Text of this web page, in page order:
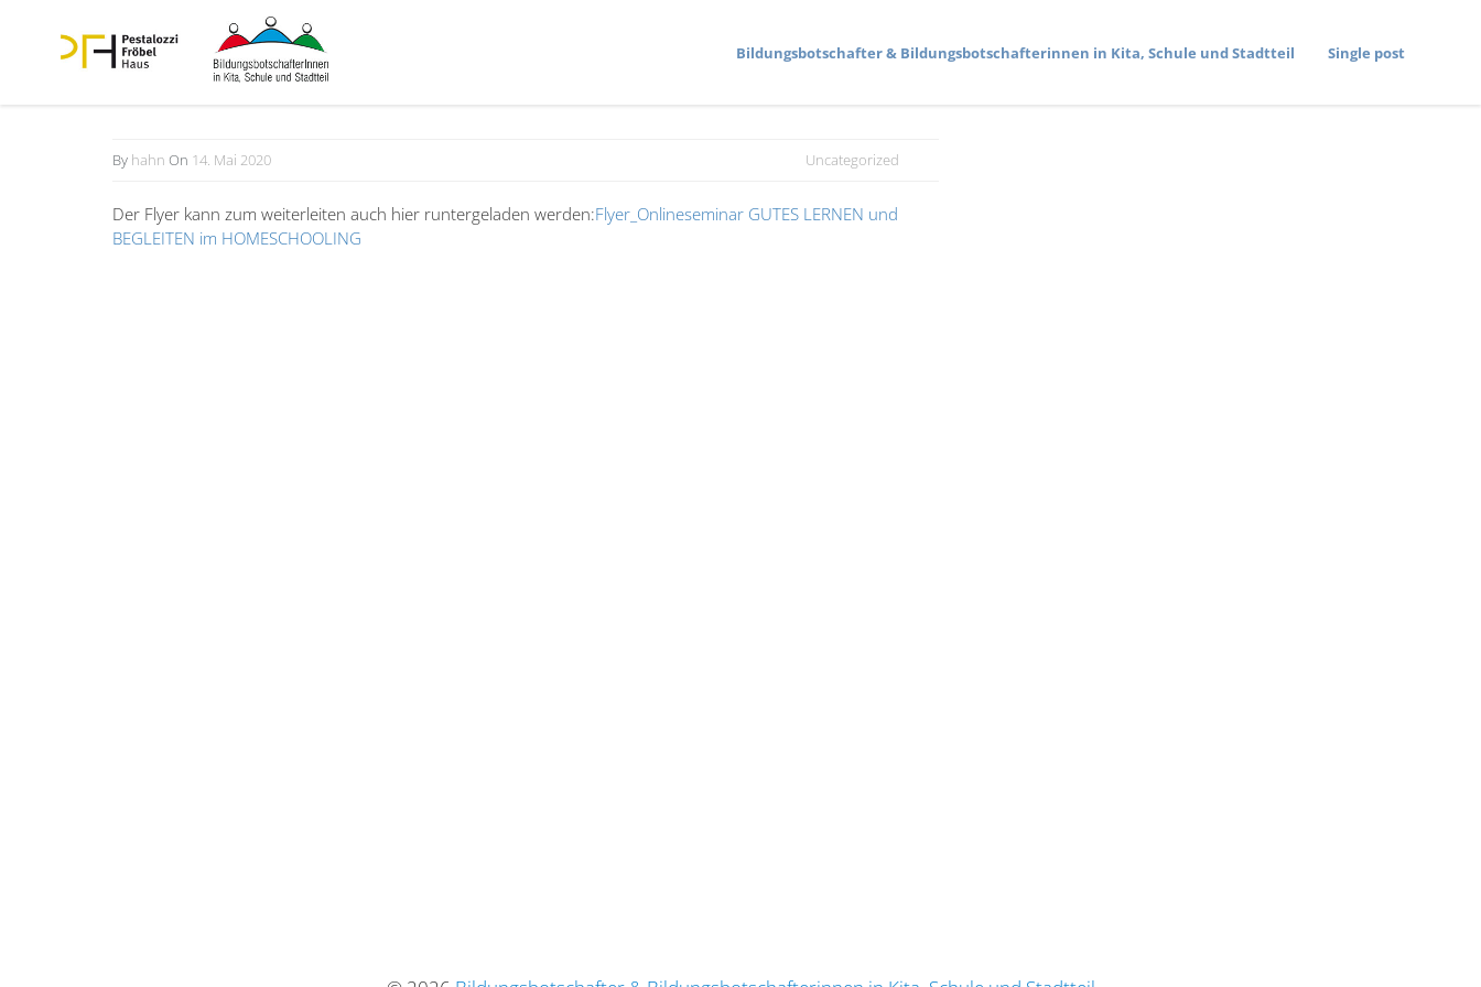
Bildungs­bot­schafter & Bildungs­bot­schaf­te­rinnen in Kita, Schule und Stadtteil Single post
By hahn On 14. Mai 2020 Uncategorized
Der Flyer kann zum weiter­leiten auch hier runter­ge­laden werden:Flyer_Onlineseminar GUTES LERNEN und
BEGLEITEN im HOMESCHOOLING